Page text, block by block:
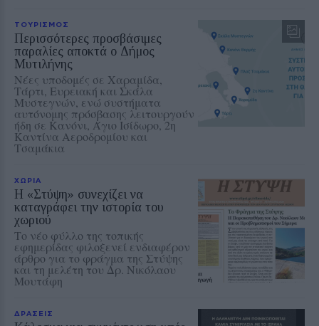
ΤΟΥΡΙΣΜΟΣ
Περισσότερες προσβάσιμες
παραλίες αποκτά ο Δήμος
Μυτιλήνης
Νέες υποδομές σε Χαραμίδα,
Τάρτι, Ευρειακή και Σκάλα
Μυστεγνών, ενώ συστήματα
αυτόνομης πρόσβασης λειτουργούν
ήδη σε Κανόνι, Άγιο Ισίδωρο, 2η
Καντίνα Αεροδρομίου και
Τσαμάκια
ΧΩΡΙΑ
Η «Στύψη» συνεχίζει να
καταγράφει την ιστορία του
χωριού
Το νέο φύλλο της τοπικής
εφημερίδας φιλοξενεί ενδιαφέρον
άρθρο για το φράγμα της Στύψης
και τη μελέτη του Δρ. Νικόλαου
Μουτάφη
ΔΡΑΣΕΙΣ